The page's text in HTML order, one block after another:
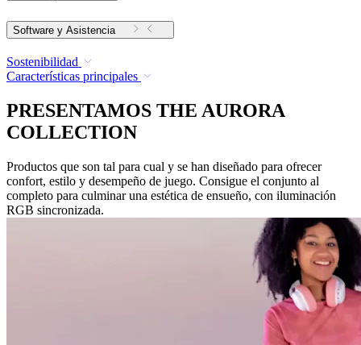
Software y Asistencia
Sostenibilidad
Características principales
PRESENTAMOS THE AURORA
COLLECTION
Productos que son tal para cual y se han diseñado para ofrecer
confort, estilo y desempeño de juego. Consigue el conjunto al
completo para culminar una estética de ensueño, con iluminación
RGB sincronizada.